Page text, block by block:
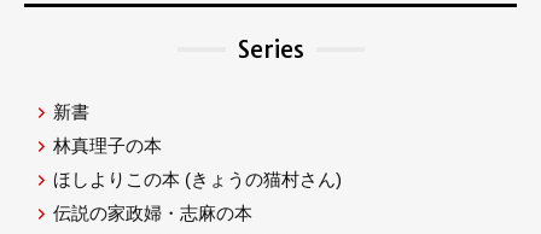
Series
新書
林真理子の本
ほしよりこの本 (きょうの猫村さん)
伝説の家政婦・志麻の本